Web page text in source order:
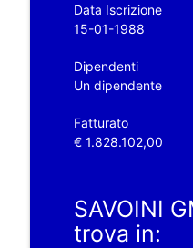
Data Iscrizione
15-01-1988
Dipendenti
Un dipendente
Fatturato
€ 1.828.102,00
SAVOINI
trova in: